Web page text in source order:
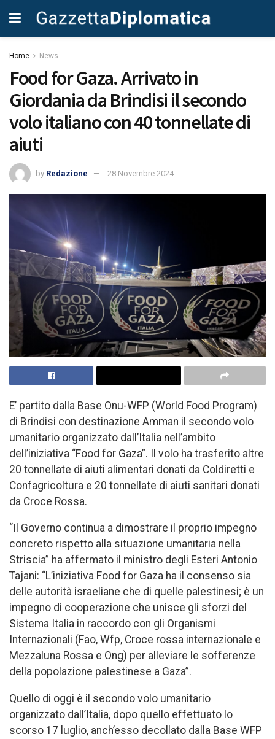
Home News
Food for Gaza. Arrivato in
Giordania da Brindisi il secondo
volo italiano con 40 tonnellate di
aiuti
by Redazione 28 Novembre 2024
E’ partito dalla Base Onu-WFP (World Food Program)
di Brindisi con destinazione Amman il secondo volo
umanitario organizzato dall’Italia nell’ambito
dell’iniziativa “Food for Gaza”. Il volo ha trasferito altre
20 tonnellate di aiuti alimentari donati da Coldiretti e
Confagricoltura e 20 tonnellate di aiuti sanitari donati
da Croce Rossa.
“Il Governo continua a dimostrare il proprio impegno
concreto rispetto alla situazione umanitaria nella
Striscia” ha affermato il ministro degli Esteri Antonio
Tajani: “L’iniziativa Food for Gaza ha il consenso sia
delle autorità israeliane che di quelle palestinesi; è un
impegno di cooperazione che unisce gli sforzi del
Sistema Italia in raccordo con gli Organismi
Internazionali (Fao, Wfp, Croce rossa internazionale e
Mezzaluna Rossa e Ong) per alleviare le sofferenze
della popolazione palestinese a Gaza”.
Quello di oggi è il secondo volo umanitario
organizzato dall’Italia, dopo quello effettuato lo
scorso 17 luglio, anch’esso decollato dalla Base WFP